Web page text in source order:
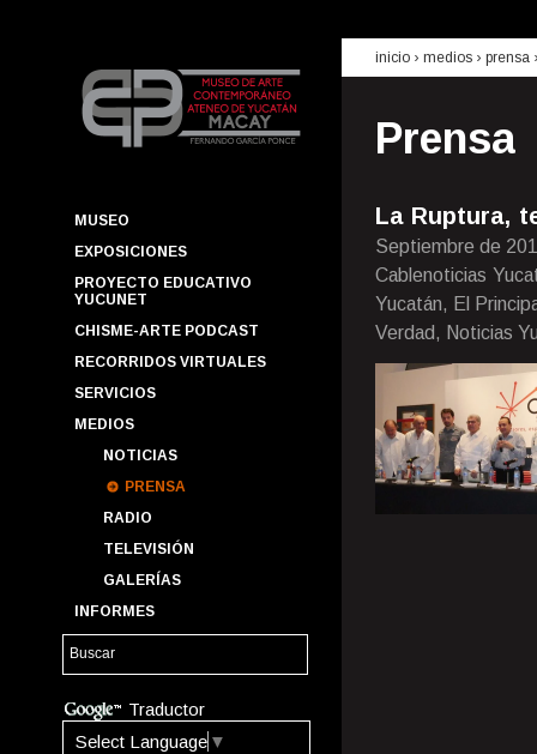
MUSEO
EXPOSICIONES
PROYECTO EDUCATIVO
YUCUNET
CHISME-ARTE PODCAST
RECORRIDOS VIRTUALES
SERVICIOS
MEDIOS
NOTICIAS
PRENSA
RADIO
TELEVISIÓN
GALERÍAS
INFORMES
Traductor
Select Language ▼
inicio › medios › prensa
Prensa
La Ruptura,
Septiembre de
Cablenoticias
Yucatán, El
Verdad, Noticias